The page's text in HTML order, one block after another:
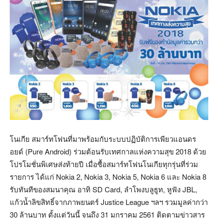
โนเกีย สมาร์ทโฟนที่มาพร้อมกับระบบปฏิบัติการเพียวแอนดร
อยด์ (Pure Android) ร่วมต้อนรับเทศกาลแห่งความสุข 2018 ด้วย
โปรโมชั่นพิเศษส่งท้ายปี เมื่อซื้อสมาร์ทโฟนโนเกียทุกรุ่นที่ร่วม
รายการ ได้แก่ Nokia 2, Nokia 3, Nokia 5, Nokia 6 และ Nokia 8
รับทันทีของสมนาคุณ อาทิ SD Card, ลำโพงบลูธูท, หูฟัง JBL,
แก้วน้ำลิขสิทธิ์จากภาพยนตร์ Justice League ฯลฯ รวมมูลค่ากว่า
30 ล้านบาท ตั้งแต่วันนี้ จนถึง 31 มกราคม 2561 ติดตามข่าวสาร